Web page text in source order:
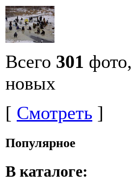
Всего 301 фото,
новых
[ Смотреть ]
Популярное
В каталоге: